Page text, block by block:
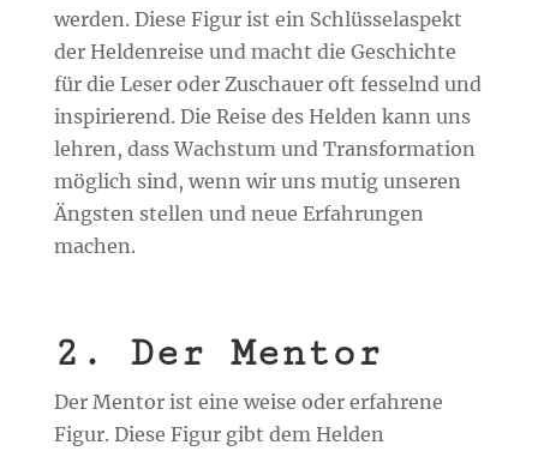
werden. Diese Figur ist ein Schlüsselaspekt
der Heldenreise und macht die Geschichte
für die Leser oder Zuschauer oft fesselnd und
inspirierend. Die Reise des Helden kann uns
lehren, dass Wachstum und Transformation
möglich sind, wenn wir uns mutig unseren
Ängsten stellen und neue Erfahrungen
machen.
2. Der Mentor
Der Mentor ist eine weise oder erfahrene
Figur. Diese Figur gibt dem Helden